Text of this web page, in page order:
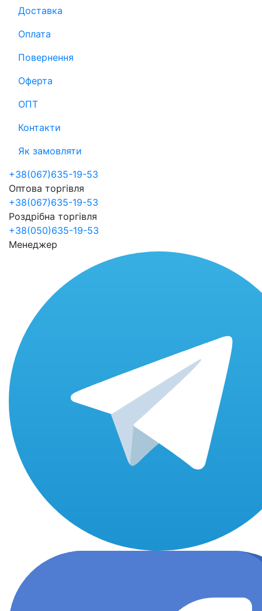
Доставка
Оплата
Повернення
Оферта
ОПТ
Контакти
Як замовляти
+38(067)635-19-53
Оптова торгівля
+38(067)635-19-53
Роздрібна торгівля
+38(050)635-19-53
Менеджер